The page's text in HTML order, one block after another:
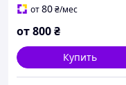
от80₴/мес
от800₴
Купить